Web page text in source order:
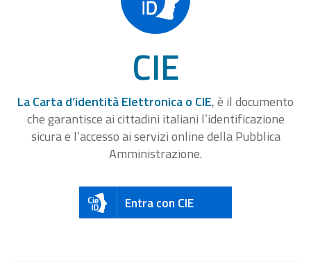
CIE
La Carta d’identità Elettronica o CIE, è il documento
che garantisce ai cittadini italiani l’identificazione
sicura e l’accesso ai servizi online della Pubblica
Amministrazione.
Entra con CIE